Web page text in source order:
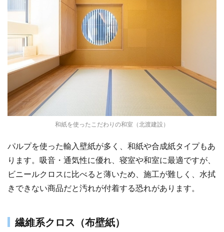
和紙を使ったこだわりの和室（北渡建設）
パルプを使った輸入壁紙が多く、和紙や合成紙タイプもあ
ります。吸音・通気性に優れ、寝室や和室に最適ですが、
ビニールクロスに比べると薄いため、施工が難しく、水拭
きできない商品だと汚れが付着する恐れがあります。
繊維系クロス（布壁紙）